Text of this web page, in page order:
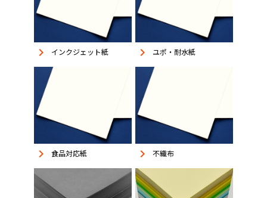
keyboard_arrow_right インクジェット紙 keyboard_arrow_right ユポ・耐水紙
keyboard_arrow_right 食品対応紙 keyboard_arrow_right 不織布